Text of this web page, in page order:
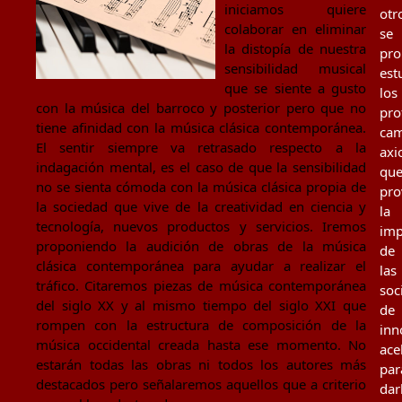
iniciamos quiere
colaborar en eliminar
la distopía de nuestra
sensibilidad musical
que se siente a gusto
con la música del barroco y posterior pero que no
tiene afinidad con la música clásica contemporánea.
El sentir siempre va retrasado respecto a la
indagación mental, es el caso de que la sensibilidad
no se sienta cómoda con la música clásica propia de
la sociedad que vive de la creatividad en ciencia y
tecnología, nuevos productos y servicios. Iremos
proponiendo la audición de obras de la música
clásica contemporánea para ayudar a realizar el
tráfico. Citaremos piezas de música contemporánea
del siglo XX y al mismo tiempo del siglo XXI que
rompen con la estructura de composición de la
música occidental creada hasta ese momento. No
estarán todas las obras ni todos los autores más
destacados pero señalaremos aquellos que a criterio
se
los
que
la
de
las
de